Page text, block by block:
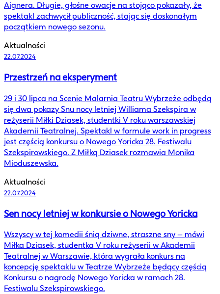
Aignera. Długie, głośne owacje na stojąco pokazały, że
spektakl zachwycił publiczność, stając się doskonałym
początkiem nowego sezonu.
Aktualności
22.07.2024
Przestrzeń na eksperyment
29 i 30 lipca na Scenie Malarnia Teatru Wybrzeże odbędą
się dwa pokazy Snu nocy letniej Williama Szekspira w
reżyserii Miłki Dziasek, studentki V roku warszawskiej
Akademii Teatralnej. Spektakl w formule work in progress
jest częścią konkursu o Nowego Yoricka 28. Festiwalu
Szekspirowskiego. Z Miłką Dziasek rozmawia Monika
Mioduszewska.
Aktualności
22.07.2024
Sen nocy letniej w konkursie o Nowego Yoricka
Wszyscy w tej komedii śnią dziwne, straszne sny – mówi
Miłka Dziasek, studentka V roku reżyserii w Akademii
Teatralnej w Warszawie, która wygrała konkurs na
koncepcję spektaklu w Teatrze Wybrzeże będący częścią
Konkursu o nagrodę Nowego Yoricka w ramach 28.
Festiwalu Szekspirowskiego.